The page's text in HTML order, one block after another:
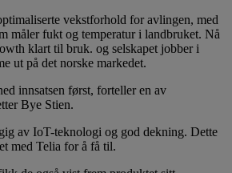
vekstforhold for avlingen, med
måler fukt og temperatur i landbruket. Nå
klart til bruk. og selskapet jobber i
ut på det norske markedet.
innsatsen først, forteller en av
Bye Stien.
av IoT-teknologi og god dekning. Dette
med Telia for å få til.